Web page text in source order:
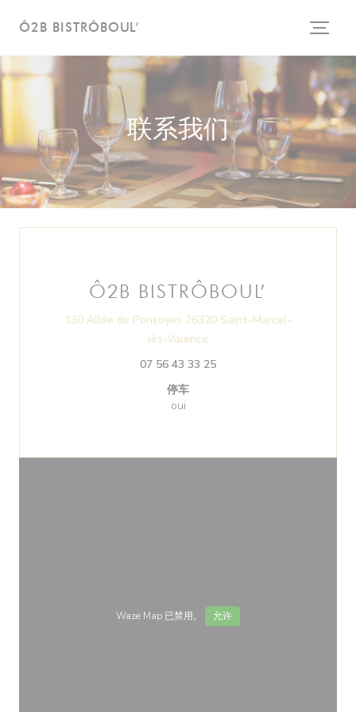
Ô2B BISTRÔBOUL’
联系我们
Ô2B BISTRÔBOUL’
130 Allée de Ponsoyes 26320 Saint-Marcel-
lès-Valence
07 56 43 33 25
停车
oui
Waze Map 已禁用。 允许